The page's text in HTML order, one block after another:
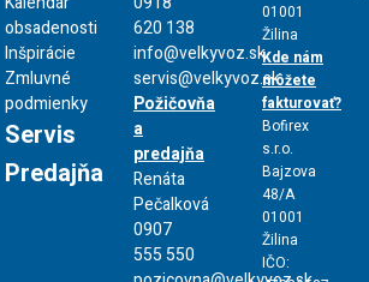
obsadenosti
Inšpirácie
Zmluvné
podmienky
Servis
Predajňa
620 138
info@velkyvoz.sk
servis@velkyvoz.sk
Požičovňa
a
predajňa
Renáta
Pečalková
0907
555 550
01001
Žilina
Kde nám
môžete
fakturovať?
Bofirex
s.r.o.
Bajzova
48/A
01001
Žilina
IČO: